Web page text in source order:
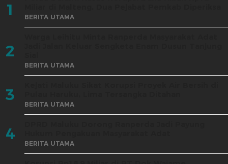
1 BERITA UTAMA
2
BERITA UTAMA
3 BERITA UTAMA
4 BERITA UTAMA